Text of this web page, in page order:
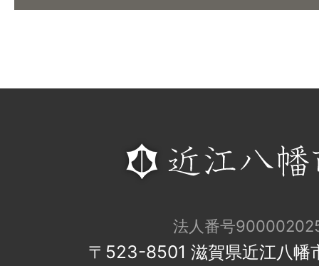
法人番号
〒523-8501 滋賀県近江八幡